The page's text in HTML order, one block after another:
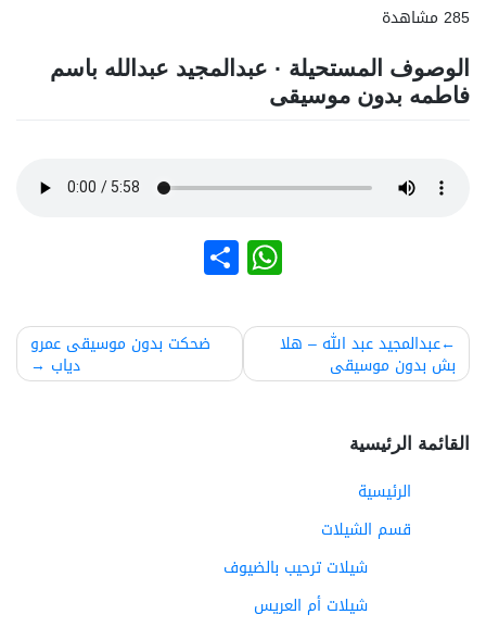
285 مشاهدة
الوصوف المستحيلة · عبدالمجيد عبدالله باسم
فاطمه بدون موسيقى
WhatsApp
نشر
تصفّح
المقالات
عبدالمجيد عبد الله – هلا
بش بدون موسيقى
ضحكت بدون موسيقى عمرو
دياب
القائمة الرئيسية
الرئيسية
قسم الشيلات
شيلات ترحيب بالضيوف
شيلات أم العريس